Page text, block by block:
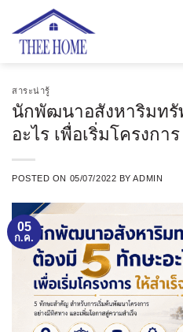
สาระน่ารู้
นักพัฒนาอสังหาริมทรั
อะไร เพื่อเริ่มโครงกา
POSTED ON 05/07/2022 BYADMIN
05
ก.ค.